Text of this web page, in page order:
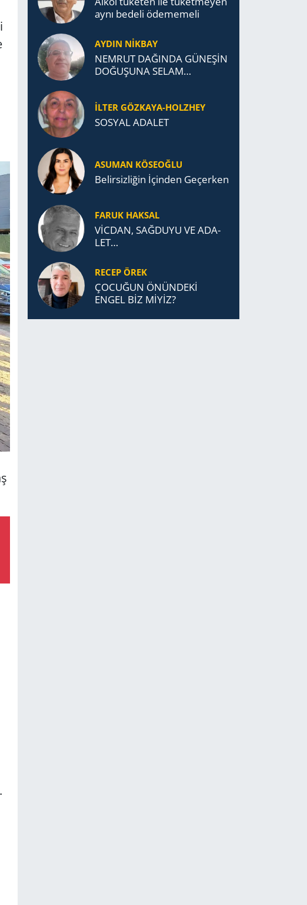
aynı be­de­li öde­me­me­li
AYDIN NİKBAY
NEMRUT DAĞINDA GÜNEŞİN
DOĞUŞUNA SELAM
İLTER GÖZKAYA-HOLZHEY
SOSYAL ADALET
ASUMAN KÖSEOĞLU
Belirsizliğin İçinden Geçerken
FARUK HAKSAL
VİCDAN, SAĞ­DU­YU VE ADA­
LET…
RECEP ÖREK
ÇOCUĞUN ÖNÜNDEKİ
ENGEL BİZ MİYİZ?